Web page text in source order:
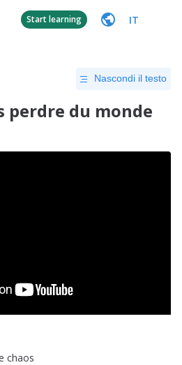
Start learning IT
Nascondi il testo
perdre du monde
chaos